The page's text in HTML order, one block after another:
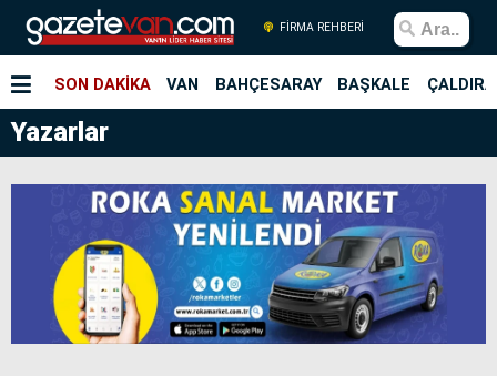
FİRMA REHBERİ
SON DAKİKA VAN BAHÇESARAY BAŞKALE
Yazarlar